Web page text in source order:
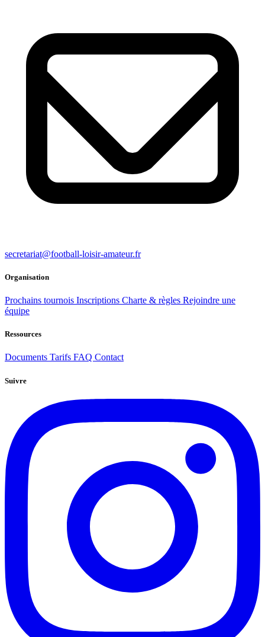
secretariat@football-loisir-amateur.fr
Organisation
Prochains tournois Inscriptions Charte & règles Rejoindre une
équipe
Ressources
Documents Tarifs FAQ Contact
Suivre